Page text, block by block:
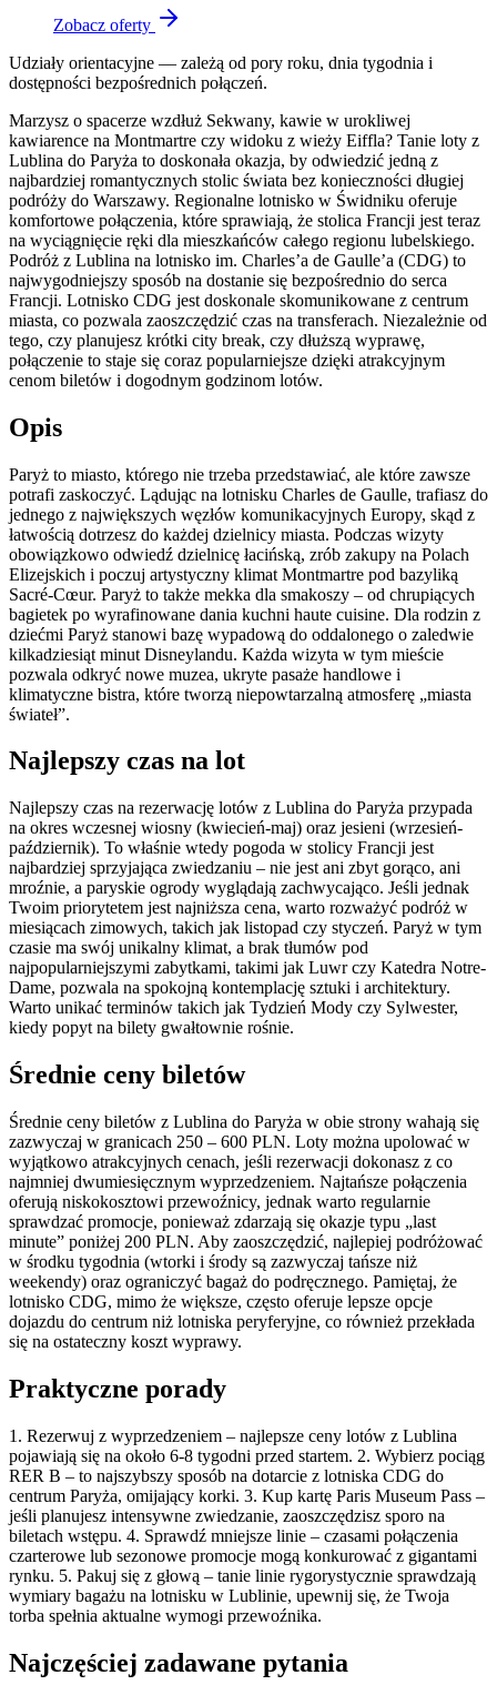
Zobacz oferty
Udziały orientacyjne — zależą od pory roku, dnia tygodnia i
dostępności bezpośrednich połączeń.
Marzysz o spacerze wzdłuż Sekwany, kawie w urokliwej
kawiarence na Montmartre czy widoku z wieży Eiffla? Tanie loty z
Lublina do Paryża to doskonała okazja, by odwiedzić jedną z
najbardziej romantycznych stolic świata bez konieczności długiej
podróży do Warszawy. Regionalne lotnisko w Świdniku oferuje
komfortowe połączenia, które sprawiają, że stolica Francji jest teraz
na wyciągnięcie ręki dla mieszkańców całego regionu lubelskiego.
Podróż z Lublina na lotnisko im. Charles’a de Gaulle’a (CDG) to
najwygodniejszy sposób na dostanie się bezpośrednio do serca
Francji. Lotnisko CDG jest doskonale skomunikowane z centrum
miasta, co pozwala zaoszczędzić czas na transferach. Niezależnie od
tego, czy planujesz krótki city break, czy dłuższą wyprawę,
połączenie to staje się coraz popularniejsze dzięki atrakcyjnym
cenom biletów i dogodnym godzinom lotów.
Opis
Paryż to miasto, którego nie trzeba przedstawiać, ale które zawsze
potrafi zaskoczyć. Lądując na lotnisku Charles de Gaulle, trafiasz do
jednego z największych węzłów komunikacyjnych Europy, skąd z
łatwością dotrzesz do każdej dzielnicy miasta. Podczas wizyty
obowiązkowo odwiedź dzielnicę łacińską, zrób zakupy na Polach
Elizejskich i poczuj artystyczny klimat Montmartre pod bazyliką
Sacré-Cœur. Paryż to także mekka dla smakoszy – od chrupiących
bagietek po wyrafinowane dania kuchni haute cuisine. Dla rodzin z
dziećmi Paryż stanowi bazę wypadową do oddalonego o zaledwie
kilkadziesiąt minut Disneylandu. Każda wizyta w tym mieście
pozwala odkryć nowe muzea, ukryte pasaże handlowe i
klimatyczne bistra, które tworzą niepowtarzalną atmosferę „miasta
świateł”.
Najlepszy czas na lot
Najlepszy czas na rezerwację lotów z Lublina do Paryża przypada
na okres wczesnej wiosny (kwiecień-maj) oraz jesieni (wrzesień-
październik). To właśnie wtedy pogoda w stolicy Francji jest
najbardziej sprzyjająca zwiedzaniu – nie jest ani zbyt gorąco, ani
mroźnie, a paryskie ogrody wyglądają zachwycająco. Jeśli jednak
Twoim priorytetem jest najniższa cena, warto rozważyć podróż w
miesiącach zimowych, takich jak listopad czy styczeń. Paryż w tym
czasie ma swój unikalny klimat, a brak tłumów pod
najpopularniejszymi zabytkami, takimi jak Luwr czy Katedra Notre-
Dame, pozwala na spokojną kontemplację sztuki i architektury.
Warto unikać terminów takich jak Tydzień Mody czy Sylwester,
kiedy popyt na bilety gwałtownie rośnie.
Średnie ceny biletów
Średnie ceny biletów z Lublina do Paryża w obie strony wahają się
zazwyczaj w granicach 250 – 600 PLN. Loty można upolować w
wyjątkowo atrakcyjnych cenach, jeśli rezerwacji dokonasz z co
najmniej dwumiesięcznym wyprzedzeniem. Najtańsze połączenia
oferują niskokosztowi przewoźnicy, jednak warto regularnie
sprawdzać promocje, ponieważ zdarzają się okazje typu „last
minute” poniżej 200 PLN. Aby zaoszczędzić, najlepiej podróżować
w środku tygodnia (wtorki i środy są zazwyczaj tańsze niż
weekendy) oraz ograniczyć bagaż do podręcznego. Pamiętaj, że
lotnisko CDG, mimo że większe, często oferuje lepsze opcje
dojazdu do centrum niż lotniska peryferyjne, co również przekłada
się na ostateczny koszt wyprawy.
Praktyczne porady
1. Rezerwuj z wyprzedzeniem – najlepsze ceny lotów z Lublina
pojawiają się na około 6-8 tygodni przed startem. 2. Wybierz pociąg
RER B – to najszybszy sposób na dotarcie z lotniska CDG do
centrum Paryża, omijający korki. 3. Kup kartę Paris Museum Pass –
jeśli planujesz intensywne zwiedzanie, zaoszczędzisz sporo na
biletach wstępu. 4. Sprawdź mniejsze linie – czasami połączenia
czarterowe lub sezonowe promocje mogą konkurować z gigantami
rynku. 5. Pakuj się z głową – tanie linie rygorystycznie sprawdzają
wymiary bagażu na lotnisku w Lublinie, upewnij się, że Twoja
torba spełnia aktualne wymogi przewoźnika.
Najczęściej zadawane pytania